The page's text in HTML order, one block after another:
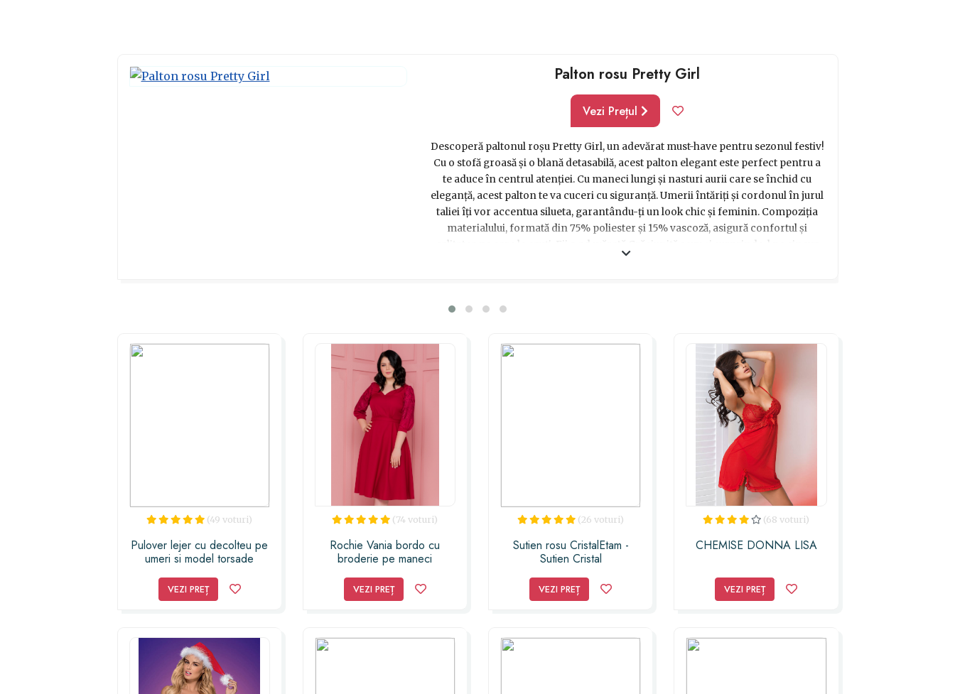
Palton rosu Pretty Girl
Vezi Prețul
Descoperă paltonul roșu Pretty Girl, un adevărat must-have pentru sezonul festiv!
Cu o stofă groasă și o blană detasabilă, acest palton elegant este perfect pentru a
te aduce în centrul atenției. Cu maneci lungi și nasturi aurii care se închid cu
eleganță, acest palton te va cuceri cu siguranță. Umerii întăriți și cordonul în jurul
taliei îți vor accentua silueta, garantându-ți un look chic și feminin. Compoziția
materialului, formată din 75% poliester și 15% vascoză, asigură confortul și
(49 voturi)
Pulover lejer cu decolteu pe
umeri si model torsade
VEZI PREȚ
(74 voturi)
Rochie Vania bordo cu
broderie pe maneci
VEZI PREȚ
(26 voturi)
Sutien rosu CristalEtam -
Sutien Cristal
VEZI PREȚ
(68 voturi)
CHEMISE DONNA LISA
VEZI PREȚ